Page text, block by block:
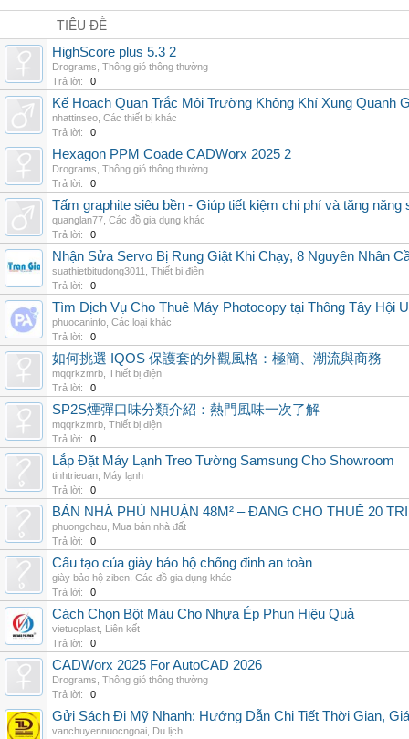
TIÊU ĐỀ
HighScore plus 5.3 2
Drograms Thông gió thông thường
Trả lời:
0
Kế Hoạch Quan Trắc Môi Trường Không Khí Xung Quanh
nhattinseo Các thiết bị khác
Trả lời:
0
Hexagon PPM Coade CADWorx 2025 2
Drograms Thông gió thông thường
Trả lời:
0
Tấm graphite siêu bền - Giúp tiết kiệm chi phí và tăng năng
quanglan77 Các đồ gia dụng khác
Trả lời:
0
Nhận Sửa Servo Bị Rung Giật Khi Chạy, 8 Nguyên Nhân
suathietbitudong3011
Thiết bị điện
Trả lời:
0
Tìm Dịch Vụ Cho Thuê Máy Photocopy tại Thông Tây Hội
phuocaninfo Các loại khác
Trả lời:
0
如何挑選 IQOS 保護套的外觀風格：極簡、潮流與商務
mqqrkzmrb Thiết bị điện
Trả lời:
0
SP2S煙彈口味分類介紹：熱門風味一次了解
mqqrkzmrb Thiết bị điện
Trả lời:
0
Lắp Đặt Máy Lạnh Treo Tường Samsung Cho Showroom
tinhtrieuan Máy lạnh
Trả lời:
0
BÁN NHÀ PHÚ NHUẬN 48M² – ĐANG CHO THUÊ 20
phuongchau Mua bán nhà đất
Trả lời:
0
Cấu tạo của giày bảo hộ chống đinh an toàn
giày bảo hộ ziben Các đồ gia dụng khác
Trả lời:
0
Cách Chọn Bột Màu Cho Nhựa Ép Phun Hiệu Quả
vietucplast Liên kết
Trả lời:
0
CADWorx 2025 For AutoCAD 2026
Drograms Thông gió thông thường
Trả lời:
0
Gửi Sách Đi Mỹ Nhanh: Hướng Dẫn Chi Tiết Thời Gian,
vanchuyennuocngoai Du lịch